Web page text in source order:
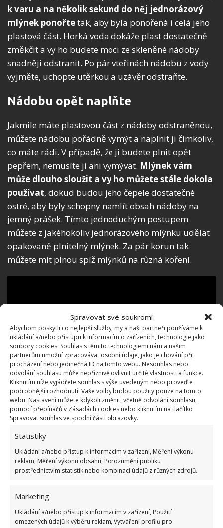
Spravovat své soukromí
Abychom poskytli co nejlepší služby, my a naši partneři používáme k
ukládání a/nebo přístupu k informacím o zařízeních, technologie jako
soubory cookies. Souhlas s těmito technologiemi nám a našim
partnerům umožní zpracovávat osobní údaje, jako je chování při
procházení nebo jedinečná ID na tomto webu. Nesouhlas nebo
odvolání souhlasu může nepříznivě ovlivnit určité vlastnosti a funkce.
Kliknutím níže vyjádřete souhlas s výše uvedeným nebo proveďte
podrobnější rozhodnutí. Vaše volby budou použity pouze na tomto
webu. Nastavení můžete kdykoli změnit, včetně odvolání souhlasu,
pomocí přepínačů v Zásadách cookies nebo kliknutím na tlačítko
Spravovat souhlas ve spodní části obrazovky.
Statistiky
Ukládání a/nebo přístup k informacím v zařízení, Měření výkonu
reklam, Měření výkonu obsahu, Porozumění publiku
prostřednictvím statistik nebo kombinací údajů z různých zdrojů.
Marketing
Ukládání a/nebo přístup k informacím v zařízení, Použití
omezených údajů k výběru reklam, Vytváření profilů pro
k varu a na několik sekund do něj jednorázový
mlýnek ponořtetak, aby byla ponořená i celá jeho
plastová část. Horká voda dokáže plast dostatečně
změkčit a vy ho budete moci ze skleněné nádoby
snadněji odstranit. Po pár vteřinách nádobu z vody
vyjměte, uchopte utěrkou a uzávěr odstraňte.
Nádobu opět naplňte
Jakmile máte plastovou část z nádoby odstraněnou,
můžete nádobu pořádně vymýt a naplnit ji čímkoliv,
co máte rádi. V případě, že ji budete plnit opět
pepřem, nemusíte ji ani vymývat. Mlýnek vám
může dlouho sloužit a vy ho můžete stále dokola
používat, dokud budou jeho čepele dostatečné
ostré, aby byly schopny namlít obsah nádoby na
jemný prášek. Tímto jednoduchým postupem
můžete z jakéhokoliv jednorázového mlýnku udělat
opakovaně plnitelný mlýnek. Za pár korun tak
můžete mít plnou spíž mlýnků na různá koření.